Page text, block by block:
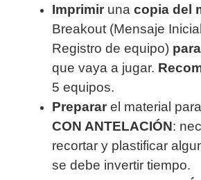
Imprimir una copia del
Breakout (Mensaje
Registro de equipo)
que vaya a jugar.
5 equipos.
Preparar el material
CON ANTELACIÓN:
recortar y plastificar
se debe invertir tiempo.